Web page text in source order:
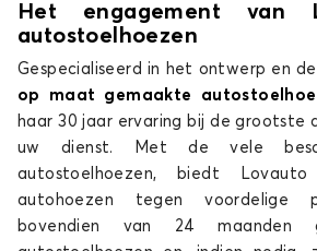
Het engagement van
autostoelhoezen
Gespecialiseerd in het ontwerp en
op maat gemaakte
haar 30 jaar ervaring bij de
uw dienst. Met de vele
autostoelhoezen, biedt
autohoezen tegen voordelige
bovendien van 24 maanden